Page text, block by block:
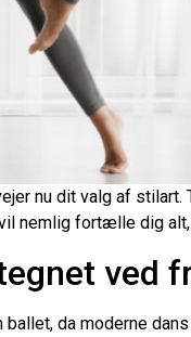
nu dit valg af
nemlig fortælle dig
ved
da moderne